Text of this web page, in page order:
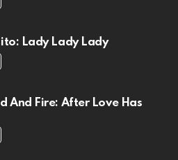
Lady Lady Lady
And Fire: After Love Has